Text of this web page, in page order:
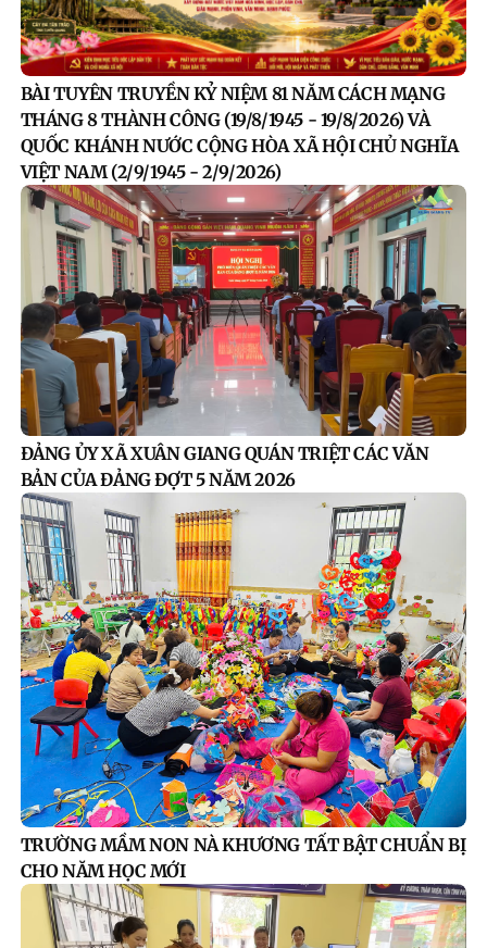
BÀI TUYÊN TRUYỀN KỶ NIỆM 81 NĂM CÁCH MẠNG
THÁNG 8 THÀNH CÔNG (19/8/1945 - 19/8/2026) VÀ
QUỐC KHÁNH NƯỚC CỘNG HÒA XÃ HỘI CHỦ NGHĨA
VIỆT NAM (2/9/1945 - 2/9/2026)
ĐẢNG ỦY XÃ XUÂN GIANG QUÁN TRIỆT CÁC VĂN
BẢN CỦA ĐẢNG ĐỢT 5 NĂM 2026
TRƯỜNG MẦM NON NÀ KHƯƠNG TẤT BẬT CHUẨN BỊ
CHO NĂM HỌC MỚI